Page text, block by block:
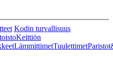
Kodin turvallisuus
Keittiön
LämmittimetTuulettimet